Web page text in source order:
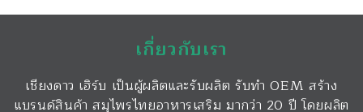
เกี่ยวกับเรา
เชียงดาว เฮิร์บ เป็นผู้ผลิตและรับผลิต รับทำ OEM สร้าง
แบรนด์สินค้า สมุไพรไทยอาหารเสริม มากว่า 20 ปี โดยผลิต